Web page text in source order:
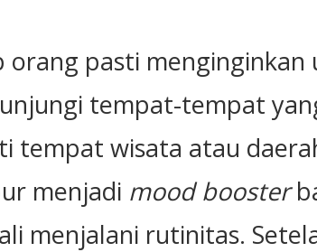
orang pasti
tempat-tempat
tempat wisata atau
menjadi mood booster
menjalani rutinitas.